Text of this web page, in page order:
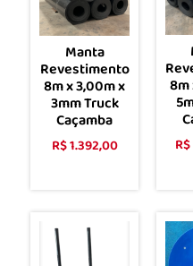
Manta
Revestimento
8m x 3,00m x
3mm Truck
Caçamba
R$1.392,00
8m
R$